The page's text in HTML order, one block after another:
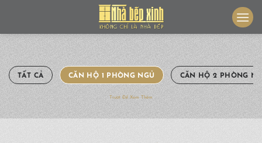
content
TẤT CẢ CĂN HỘ 1 PHÒNG NGỦ CĂN HỘ 2 PHÒNG
Trượt Để Xem Thêm